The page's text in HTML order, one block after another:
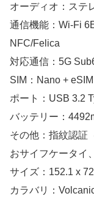
オーディオ：ステ
通信機能：Wi-Fi
NFC/Felica
対応通信：5G
SIM：Nano + eSIM
ポート：USB 3.2
バッテリー：
その他：指紋認証
おサイフケータイ
サイズ：152.1 x
カラバリ：